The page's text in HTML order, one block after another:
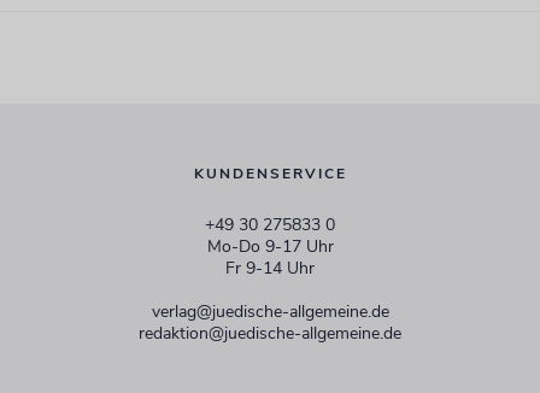
KUNDENSERVICE
+49 30 275833 0
Mo-Do 9-17 Uhr
Fr 9-14 Uhr
verlag@juedische-allgemeine.de
redaktion@juedische-allgemeine.de